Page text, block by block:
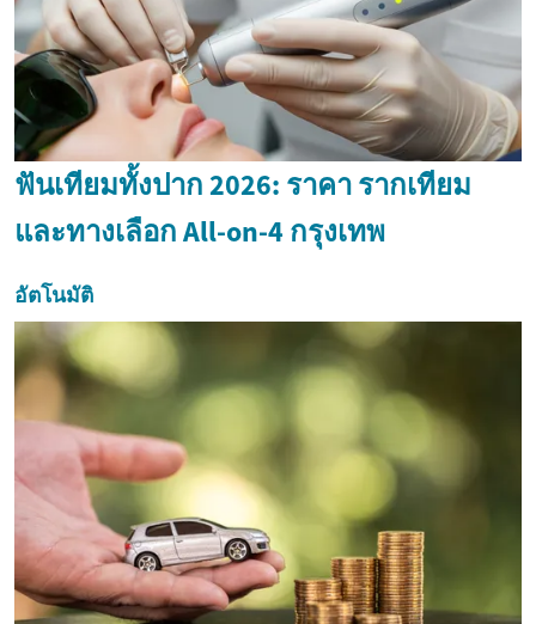
ฟันเทียมทั้งปาก 2026: ราคา รากเทียม
และทางเลือก All-on-4 กรุงเทพ
อัตโนมัติ